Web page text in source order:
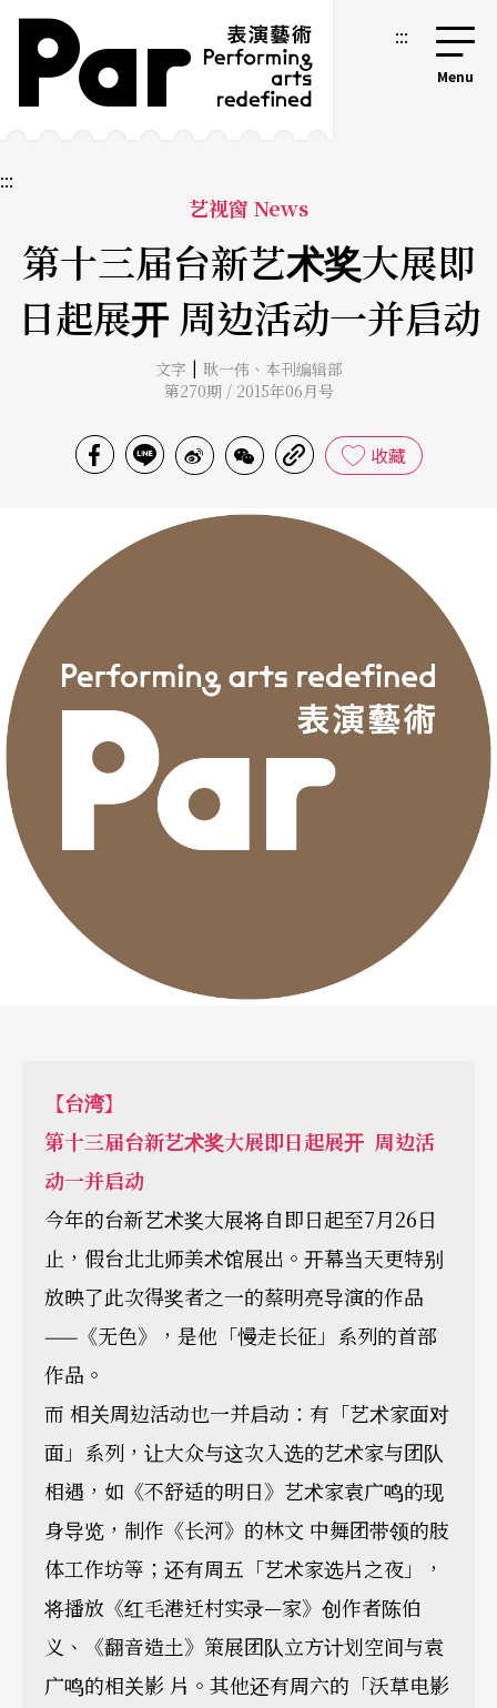
跳到主要内容区块
网站导览 :::
:::
艺视窗 News
第十三届台新艺术奖大展即
日起展开 周边活动一并启动
文字 | 耿一伟 、 本刊编辑部
第270期 / 2015年06月号
收藏
【台湾】
第十三届台新艺术奖大展即日起展开 周边活
动一并启动
今年的台新艺术奖大展将自即日起至7月26日
止，假台北北师美术馆展出。开幕当天更特别
放映了此次得奖者之一的蔡明亮导演的作品
——《无色》，是他「慢走长征」系列的首部
作品。
而 相关周边活动也一并启动：有「艺术家面对
面」系列，让大众与这次入选的艺术家与团队
相遇，如《不舒适的明日》艺术家袁广鸣的现
身导览，制作《长河》的林文 中舞团带领的肢
体工作坊等；还有周五「艺术家选片之夜」，
将播放《红毛港迁村实录—家》创作者陈伯
义、《翻音造土》策展团队立方计划空间与袁
广鸣的相关影 片。其他还有周六的「沃草电影